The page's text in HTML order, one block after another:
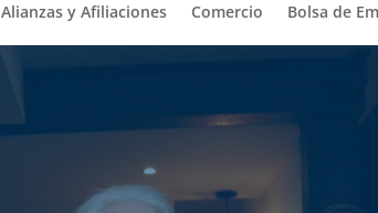
Alianzas y Afiliaciones Comercio Bolsa de